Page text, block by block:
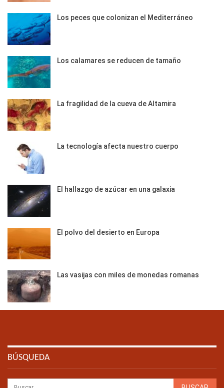
Los peces que colonizan el Mediterráneo
Los calamares se reducen de tamaño
La fragilidad de la cueva de Altamira
La tecnología afecta nuestro cuerpo
El hallazgo de azúcar en una galaxia
El polvo del desierto en Europa
Las vasijas con miles de monedas romanas
BÚSQUEDA